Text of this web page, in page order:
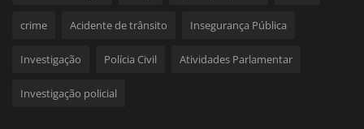
crime Acidente de trânsito Insegurança Pública
Investigação Polícia Civil Atividades Parlamentar
Investigação policial